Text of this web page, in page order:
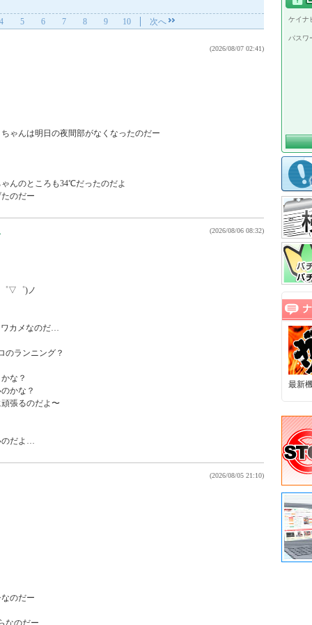
4 5 6 7 8 9 10 次へ
ゃんは明日の夜間部がなくなったのだー
んのところも34℃だったのだよ
のだー
(2026/08/07 02:41)
▽゜)ノ
カメなのだ…
のランニング？
な？
かな？
張るのだよ〜
(2026/08/06 08:32)
のだー
なのだー
(2026/08/05 21:10)
ケイナ
パスワ
最新